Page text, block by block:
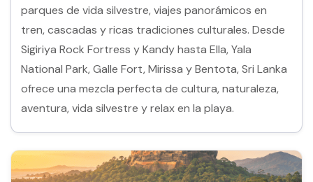
parques de vida silvestre, viajes panorámicos en
tren, cascadas y ricas tradiciones culturales. Desde
Sigiriya Rock Fortress y Kandy hasta Ella, Yala
National Park, Galle Fort, Mirissa y Bentota, Sri Lanka
ofrece una mezcla perfecta de cultura, naturaleza,
aventura, vida silvestre y relax en la playa.